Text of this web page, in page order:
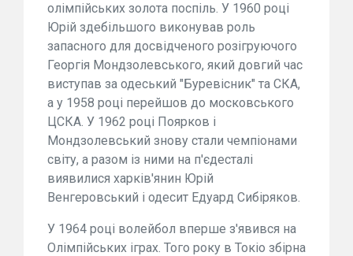
олімпійських золота поспіль. У 1960 році
Юрій здебільшого виконував роль
запасного для досвідченого розігруючого
Георгія Мондзолевського, який довгий час
виступав за одеський "Буревісник" та СКА,
а у 1958 році перейшов до московського
ЦСКА. У 1962 році Поярков і
Мондзолевський знову стали чемпіонами
світу, а разом із ними на п'єдесталі
виявилися харків'янин Юрій
Венгеровський і одесит Едуард Сибіряков.
У 1964 році волейбол вперше з'явився на
Олімпійських іграх. Того року в Токіо збірна